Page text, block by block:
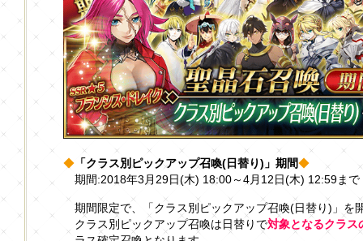
◆ 「クラス別ピックアップ召喚(日替り)」期間◆
期間:2018年3月29日(木) 18:00～4月12日(木) 12:59まで
期間限定で、「クラス別ピックアップ召喚(日替り)」を
クラス別ピックアップ召喚は日替りで対象となるクラス